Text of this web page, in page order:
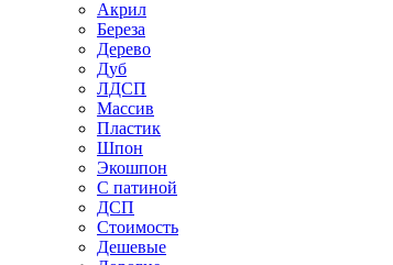
Акрил
Береза
Дерево
Дуб
ЛДСП
Массив
Пластик
Шпон
Экошпон
С патиной
ДСП
Стоимость
Дешевые